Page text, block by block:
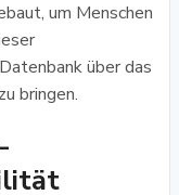
um Menschen
über das
bringen.